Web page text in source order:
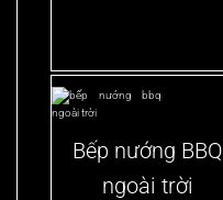
Bếp nướng BBQ
ngoài trời